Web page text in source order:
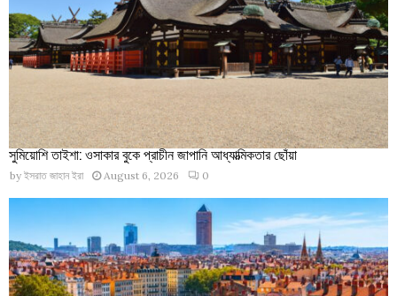
সুমিয়োশি তাইশা: ওসাকার বুকে প্রাচীন জাপানি আধ্যাত্মিকতার ছোঁয়া
by ইসরাত জাহান ইরা August 6, 2026 0